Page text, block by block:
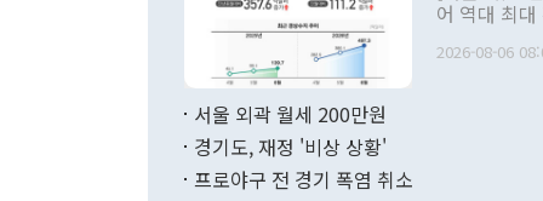
관의 무리한
다. [정동영 통일부 장관이 지난달 23일 오후 서울 종로구 정부서울청사에
어 역대 최
료=한국은행] 한국은행이 6일 발표한 '2026년 6월 국제수지(잠정)'
2026-08-06
서울 외곽 월세 200만원
경기도, 재정 '비상 상황'
프로야구 전 경기 폭염 취소